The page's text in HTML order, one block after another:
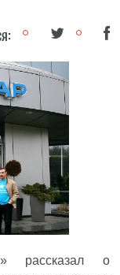
рассказал о